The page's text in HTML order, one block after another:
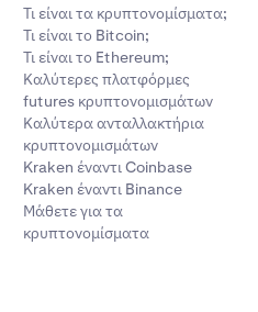
Τι είναι τα κρυπτονομίσματα;
Τι είναι το Bitcoin;
Τι είναι το Ethereum;
Καλύτερες πλατφόρμες
futures κρυπτονομισμάτων
Καλύτερα ανταλλακτήρια
κρυπτονομισμάτων
Kraken έναντι Coinbase
Kraken έναντι Binance
Μάθετε για τα
κρυπτονομίσματα